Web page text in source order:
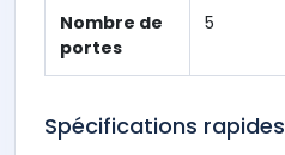
Nombre de
portes
5
Spécifications rapides